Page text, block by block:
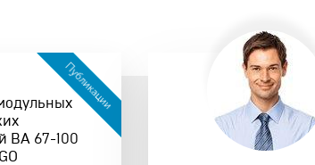
Доставка «Деловыми
линиями»
Публикации
ВА 67-100
Выключатели нагрузки
перекидные ВР П-67